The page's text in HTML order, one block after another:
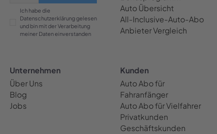
Ich habe die
Datenschutzerklärung gelesen
und bin mit der Verarbeitung
meiner Daten einverstanden
Auto Übersicht
All-Inclusive-Auto-Abo
Anbieter Vergleich
Unternehmen
Über Uns
Blog
Jobs
Kunden
Auto Abo für
Fahranfänger
Auto Abo für Vielfahrer
Privatkunden
Geschäftskunden